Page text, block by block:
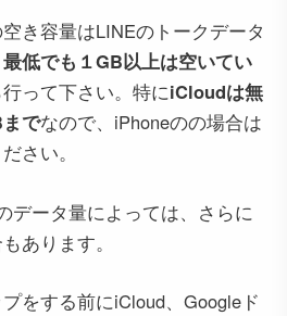
き容量はLINEのトークデータ
最低でも１GB以上は空いてい
って下さい。特にiCloudは無
でなので、iPhoneのの場合は
さい。
データ量によっては、さらに
あります。
をする前にiCloud、Googleド